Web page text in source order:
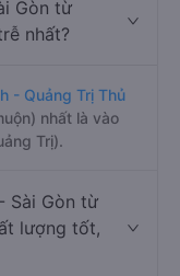
Gòn từ
nhất?
- Quảng Trị Thủ
nhất là vào
Trị).
Sài Gòn từ
lượng tốt,